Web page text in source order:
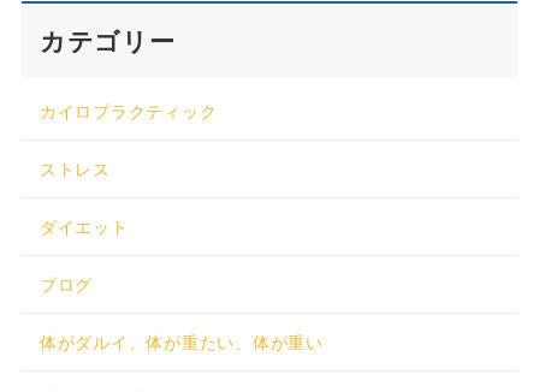
カテゴリー
カイロプラクティック
ストレス
ダイエット
ブログ
体がダルイ、体が重たい、体が重い